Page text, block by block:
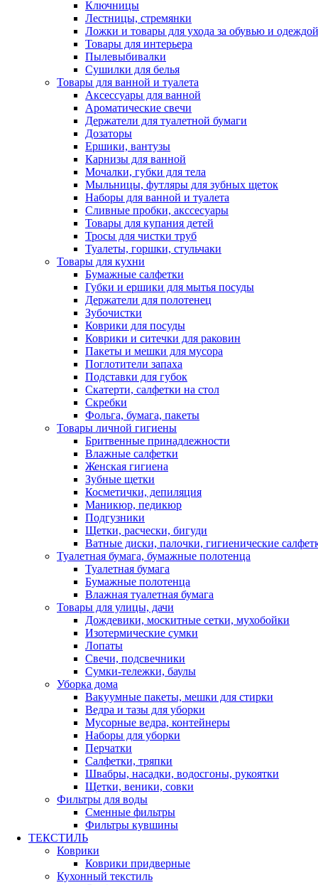
Ключницы
Лестницы, стремянки
Ложки и товары для ухода за обувью и одеждой
Товары для интерьера
Пылевыбивалки
Сушилки для белья
Товары для ванной и туалета
Аксессуары для ванной
Ароматические свечи
Держатели для туалетной бумаги
Дозаторы
Ершики, вантузы
Карнизы для ванной
Мочалки, губки для тела
Мыльницы, футляры для зубных щеток
Наборы для ванной и туалета
Сливные пробки, акссесуары
Товары для купания детей
Тросы для чистки труб
Туалеты, горшки, стульчаки
Товары для кухни
Бумажные салфетки
Губки и ершики для мытья посуды
Держатели для полотенец
Зубочистки
Коврики для посуды
Коврики и ситечки для раковин
Пакеты и мешки для мусора
Поглотители запаха
Подставки для губок
Скатерти, салфетки на стол
Скребки
Фольга, бумага, пакеты
Товары личной гигиены
Бритвенные принадлежности
Влажные салфетки
Женская гигиена
Зубные щетки
Косметички, депиляция
Маникюр, педикюр
Подгузники
Щетки, расчески, бигуди
Ватные диски, палочки, гигиенические
Туалетная бумага, бумажные полотенца
Туалетная бумага
Бумажные полотенца
Влажная туалетная бумага
Товары для улицы, дачи
Дождевики, москитные сетки, мухобойки
Изотермические сумки
Лопаты
Свечи, подсвечники
Сумки-тележки, баулы
Уборка дома
Вакуумные пакеты, мешки для стирки
Ведра и тазы для уборки
Мусорные ведра, контейнеры
Наборы для уборки
Перчатки
Салфетки, тряпки
Швабры, насадки, водосгоны, рукоятки
Щетки, веники, совки
Фильтры для воды
Сменные фильтры
Фильтры кувшины
ТЕКСТИЛЬ
Коврики
Коврики придверные
Кухонный текстиль